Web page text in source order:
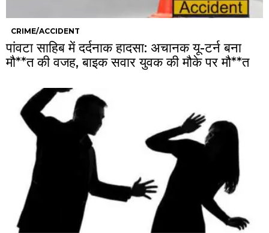
CRIME/ACCIDENT
पांवटा साहिब में दर्दनाक हादसा: अचानक यू-टर्न बना
मौ**त की वजह, बाइक सवार युवक की मौके पर मौ**त